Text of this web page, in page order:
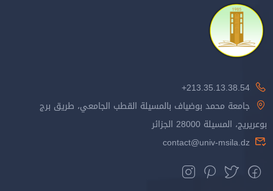
213.35.13.38.54+
جامعة محمد بوضياف بالمسيلة القطب الجامعي، طريق برج
بوعريريج، المسيلة 28000 الجزائر
contact@univ-msila.dz